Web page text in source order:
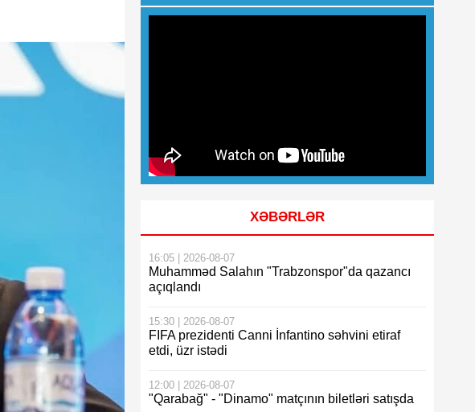
XƏBƏRLƏR
16:05 | 2026-08-07
Muhamməd Salahın "Trabzonspor"da qazancı
açıqlandı
15:30 | 2026-08-07
FIFA prezidenti Canni İnfantino səhvini etiraf
etdi, üzr istədi
12:00 | 2026-08-07
"Qarabağ" - "Dinamo" matçının biletləri satışda